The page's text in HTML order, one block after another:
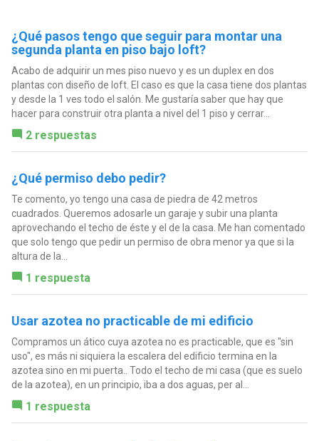
¿Qué pasos tengo que seguir para montar una
segunda planta en piso bajo loft?
Acabo de adquirir un mes piso nuevo y es un duplex en dos
plantas con diseño de loft. El caso es que la casa tiene dos plantas
y desde la 1 ves todo el salón. Me gustaría saber que hay que
hacer para construir otra planta a nivel del 1 piso y cerrar...
2 respuestas
¿Qué permiso debo pedir?
Te comento, yo tengo una casa de piedra de 42 metros
cuadrados. Queremos adosarle un garaje y subir una planta
aprovechando el techo de éste y el de la casa. Me han comentado
que solo tengo que pedir un permiso de obra menor ya que si la
altura de la...
1 respuesta
Usar azotea no practicable de mi edificio
Compramos un ático cuya azotea no es practicable, que es "sin
uso", es más ni siquiera la escalera del edificio termina en la
azotea sino en mi puerta.. Todo el techo de mi casa (que es suelo
de la azotea), en un principio, iba a dos aguas, per al...
1 respuesta